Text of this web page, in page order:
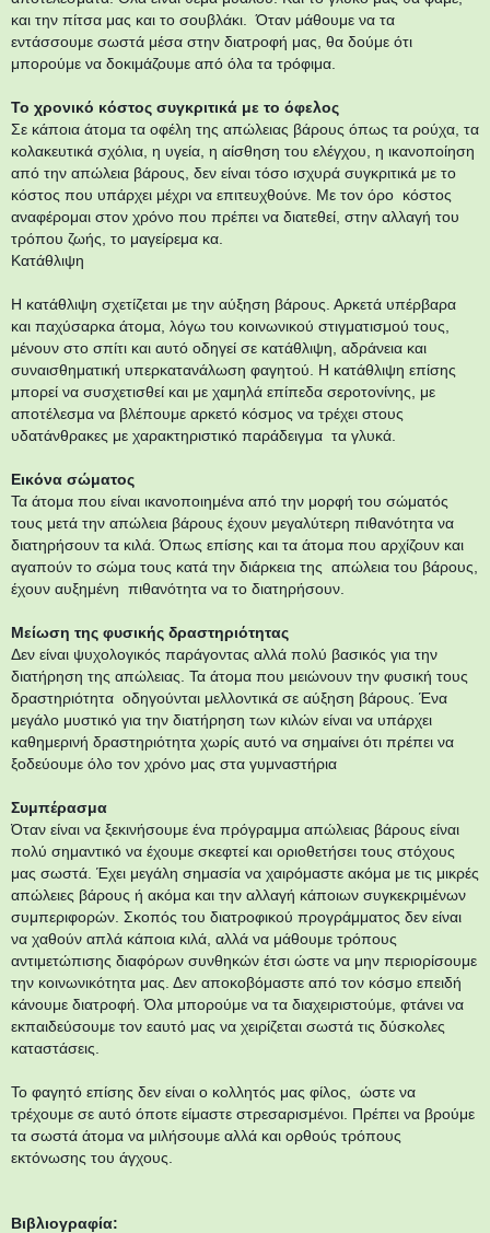
και την πίτσα μας και το σουβλάκι. Όταν μάθουμε να τα
εντάσσουμε σωστά μέσα στην διατροφή μας, θα δούμε ότι
μπορούμε να δοκιμάζουμε από όλα τα τρόφιμα.
Το χρονικό κόστος συγκριτικά με το όφελος
Σε κάποια άτομα τα οφέλη της απώλειας βάρους όπως τα ρούχα, τα
κολακευτικά σχόλια, η υγεία, η αίσθηση του ελέγχου, η ικανοποίηση
από την απώλεια βάρους, δεν είναι τόσο ισχυρά συγκριτικά με το
κόστος που υπάρχει μέχρι να επιτευχθούνε. Με τον όρο κόστος
αναφέρομαι στον χρόνο που πρέπει να διατεθεί, στην αλλαγή του
τρόπου ζωής, το μαγείρεμα κα.
Κατάθλιψη
Η κατάθλιψη σχετίζεται με την αύξηση βάρους. Αρκετά υπέρβαρα
και παχύσαρκα άτομα, λόγω του κοινωνικού στιγματισμού τους,
μένουν στο σπίτι και αυτό οδηγεί σε κατάθλιψη, αδράνεια και
συναισθηματική υπερκατανάλωση φαγητού. Η κατάθλιψη επίσης
μπορεί να συσχετισθεί και με χαμηλά επίπεδα σεροτονίνης, με
αποτέλεσμα να βλέπουμε αρκετό κόσμος να τρέχει στους
υδατάνθρακες με χαρακτηριστικό παράδειγμα τα γλυκά.
Εικόνα σώματος
Τα άτομα που είναι ικανοποιημένα από την μορφή του σώματός
τους μετά την απώλεια βάρους έχουν μεγαλύτερη πιθανότητα να
διατηρήσουν τα κιλά. Όπως επίσης και τα άτομα που αρχίζουν και
αγαπούν το σώμα τους κατά την διάρκεια της απώλεια του βάρους,
έχουν αυξημένη πιθανότητα να το διατηρήσουν.
Μείωση της φυσικής δραστηριότητας
Δεν είναι ψυχολογικός παράγοντας αλλά πολύ βασικός για την
διατήρηση της απώλειας. Τα άτομα που μειώνουν την φυσική τους
δραστηριότητα οδηγούνται μελλοντικά σε αύξηση βάρους. Ένα
μεγάλο μυστικό για την διατήρηση των κιλών είναι να υπάρχει
καθημερινή δραστηριότητα χωρίς αυτό να σημαίνει ότι πρέπει να
ξοδεύουμε όλο τον χρόνο μας στα γυμναστήρια
Συμπέρασμα
Όταν είναι να ξεκινήσουμε ένα πρόγραμμα απώλειας βάρους είναι
πολύ σημαντικό να έχουμε σκεφτεί και οριοθετήσει τους στόχους
μας σωστά. Έχει μεγάλη σημασία να χαιρόμαστε ακόμα με τις μικρές
απώλειες βάρους ή ακόμα και την αλλαγή κάποιων συγκεκριμένων
συμπεριφορών. Σκοπός του διατροφικού προγράμματος δεν είναι
να χαθούν απλά κάποια κιλά, αλλά να μάθουμε τρόπους
αντιμετώπισης διαφόρων συνθηκών έτσι ώστε να μην περιορίσουμε
την κοινωνικότητα μας. Δεν αποκοβόμαστε από τον κόσμο επειδή
κάνουμε διατροφή. Όλα μπορούμε να τα διαχειριστούμε, φτάνει να
εκπαιδεύσουμε τον εαυτό μας να χειρίζεται σωστά τις δύσκολες
καταστάσεις.
Το φαγητό επίσης δεν είναι ο κολλητός μας φίλος, ώστε να
τρέχουμε σε αυτό όποτε είμαστε στρεσαρισμένοι. Πρέπει να βρούμε
τα σωστά άτομα να μιλήσουμε αλλά και ορθούς τρόπους
εκτόνωσης του άγχους.
Βιβλιογραφία: